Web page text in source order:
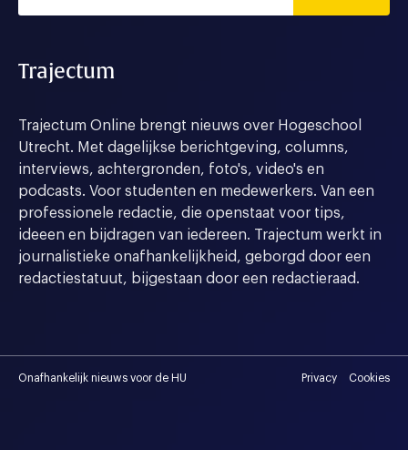
Trajectum
Trajectum Online brengt nieuws over Hogeschool
Utrecht. Met dagelijkse berichtgeving, columns,
interviews, achtergronden, foto's, video's en
podcasts. Voor studenten en medewerkers. Van een
professionele redactie, die openstaat voor tips,
ideeen en bijdragen van iedereen. Trajectum werkt in
journalistieke onafhankelijkheid, geborgd door een
redactiestatuut, bijgestaan door een redactieraad.
Onafhankelijk nieuws voor de HU Privacy Cookies